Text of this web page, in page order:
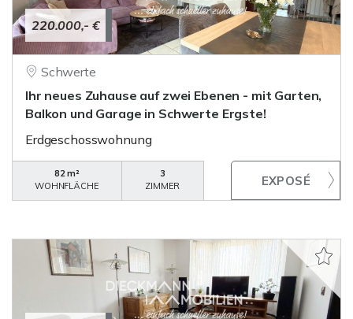
220.000,- €
Schwerte
Ihr neues Zuhause auf zwei Ebenen - mit Garten,
Balkon und Garage in Schwerte Ergste!
Erdgeschosswohnung
82 m²
WOHNFLÄCHE
3
ZIMMER